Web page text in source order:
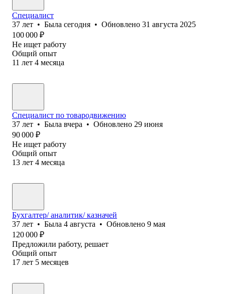
Специалист
37 лет • Была сегодня • Обновлено 31 августа 2025
100 000 ₽
Не ищет работу
Общий опыт
11 лет 4 месяца
Специалист по товародвижению
37 лет • Была вчера • Обновлено 29 июня
90 000 ₽
Не ищет работу
Общий опыт
13 лет 4 месяца
Бухгалтер/ аналитик/ казначей
37 лет • Была 4 августа • Обновлено 9 мая
120 000 ₽
Предложили работу, решает
Общий опыт
17 лет 5 месяцев